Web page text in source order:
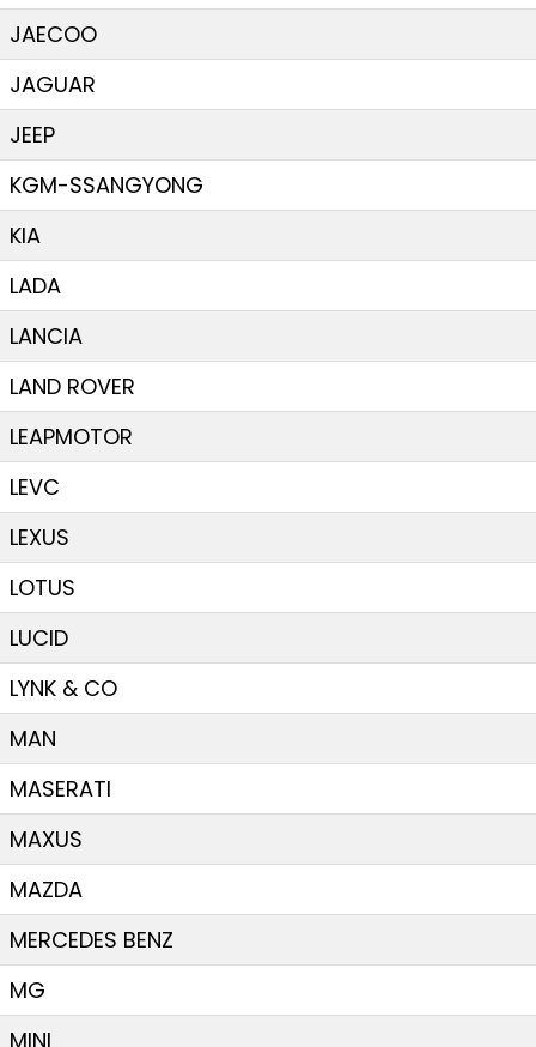
JAECOO
JAGUAR
JEEP
KGM-SSANGYONG
KIA
LADA
LANCIA
LAND ROVER
LEAPMOTOR
LEVC
LEXUS
LOTUS
LUCID
LYNK & CO
MAN
MASERATI
MAXUS
MAZDA
MERCEDES BENZ
MG
MINI